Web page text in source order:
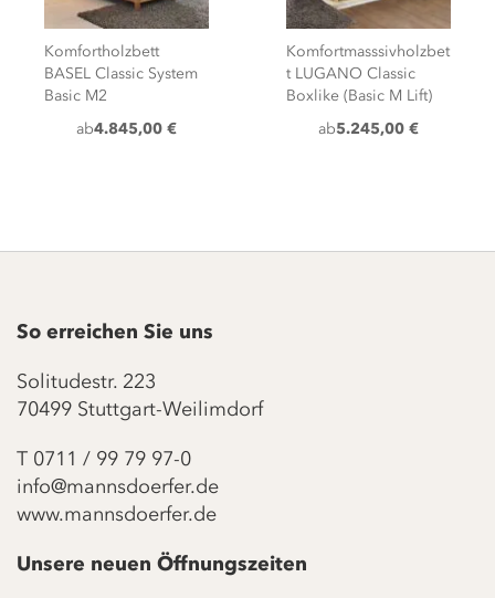
Komfortholzbett
BASEL Classic System
Basic M2
ab4.845,00 €
Komfortmasssivholzbet
t LUGANO Classic
Boxlike (Basic M Lift)
ab5.245,00 €
So erreichen Sie uns
Solitudestr. 223
70499 Stuttgart-Weilimdorf
T 0711 / 99 79 97-0
info@mannsdoerfer.de
www.mannsdoerfer.de
Unsere neuen Öffnungszeiten